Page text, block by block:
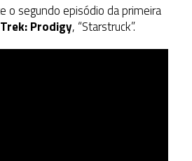
o segundo episódio da primeira
Prodigy, “Starstruck”.